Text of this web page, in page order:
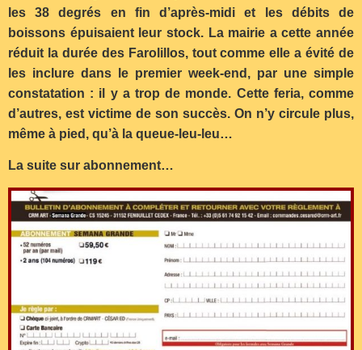
les 38 degrés en fin d’après-midi et les débits de
boissons épuisaient leur stock. La mairie a cette année
réduit la durée des Farolillos, tout comme elle a évité de
les inclure dans le premier week-end, par une simple
constatation : il y a trop de monde. Cette feria, comme
d’autres, est victime de son succès. On n’y circule plus,
même à pied, qu’à la queue-leu-leu…
La suite sur abonnement…